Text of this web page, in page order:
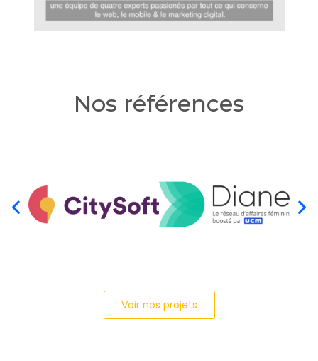
Nos références
Voir nos projets